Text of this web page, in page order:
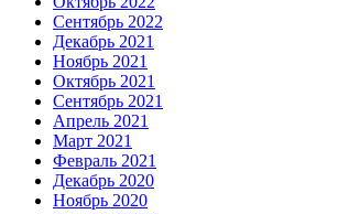
Сентябрь 2022
Декабрь 2021
Ноябрь 2021
Октябрь 2021
Сентябрь 2021
Апрель 2021
Март 2021
Февраль 2021
Декабрь 2020
Ноябрь 2020